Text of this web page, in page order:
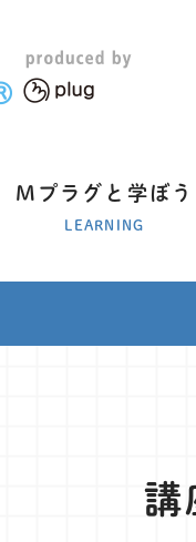
Mプラグと学ぼう
LEARNING
講